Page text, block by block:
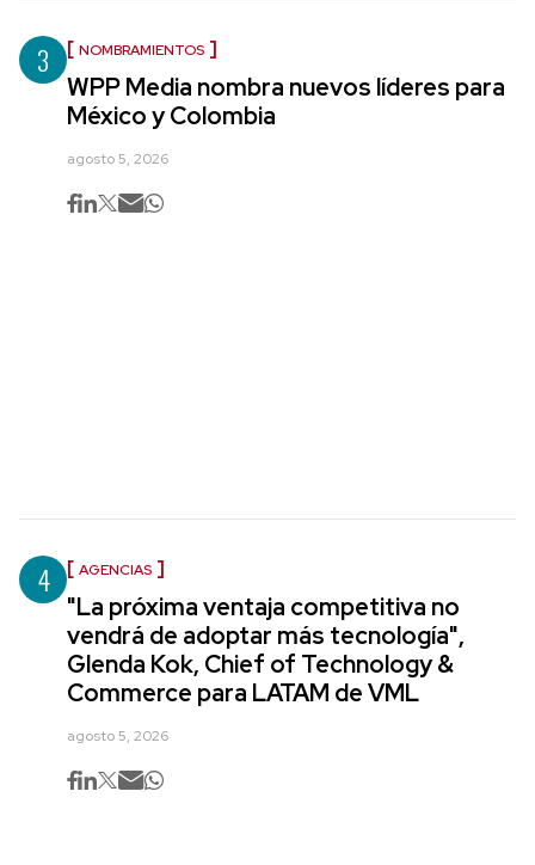
3 NOMBRAMIENTOS
WPP Media nombra nuevos líderes para
México y Colombia
agosto 5, 2026
4 AGENCIAS
"La próxima ventaja competitiva no
vendrá de adoptar más tecnología",
Glenda Kok, Chief of Technology &
Commerce para LATAM de VML
agosto 5, 2026